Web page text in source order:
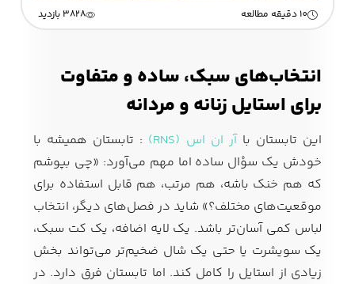
خانه و آشپزخانه
مردانه
کیف پول و جاکارتی
مردانه
کمربند مردانه
10 دقیقه مطالعه 3828 بازدید
انتخاب‌های سبک، ساده و متفاوت
برای استایل زنانه و مردانه
این تابستان باآر ان اس (RNS)
: تابستان همیشه با
خودش یک سؤال ساده اما مهم می‌آورد: «چی بپوشم
که هم خنک باشه، هم مرتب، هم قابل استفاده برای
موقعیت‌های مختلف؟» شاید در فصل‌های دیگر، انتخاب
لباس کمی آسان‌تر باشد. یک لایه اضافه، یک کت سبک،
یک سویشرت یا حتی یک شال ضخیم‌تر می‌تواند بخش
زیادی از استایل را کامل کند. اما تابستان فرق دارد. در